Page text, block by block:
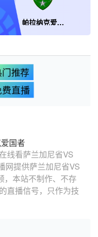
帕拉纳克爱国者
推荐
直播
国者
线看萨兰加尼省VS
网提供萨兰加尼省VS
，本站不制作、不存
直播信号，只作为技